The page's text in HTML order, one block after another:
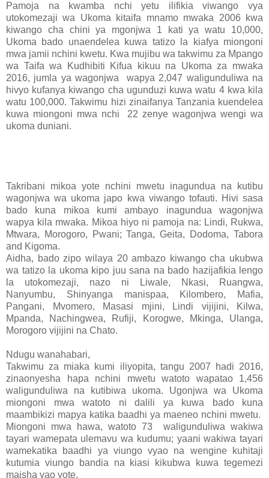
Pamoja na kwamba nchi yetu ilifikia viwango vya
utokomezaji wa Ukoma kitaifa mnamo mwaka 2006 kwa
kiwango cha chini ya mgonjwa 1 kati ya watu 10,000,
Ukoma bado unaendelea kuwa tatizo la kiafya miongoni
mwa jamii nchini kwetu. Kwa mujibu wa takwimu za Mpango
wa Taifa wa Kudhibiti Kifua kikuu na Ukoma za mwaka
2016, jumla ya wagonjwa wapya 2,047 waligunduliwa na
hivyo kufanya kiwango cha ugunduzi kuwa watu 4 kwa kila
watu 100,000. Takwimu hizi zinaifanya Tanzania kuendelea
kuwa miongoni mwa nchi 22 zenye wagonjwa wengi wa
ukoma duniani.
Takribani mikoa yote nchini mwetu inagundua na kutibu
wagonjwa wa ukoma japo kwa viwango tofauti. Hivi sasa
bado kuna mikoa kumi ambayo inagundua wagonjwa
wapya kila mwaka. Mikoa hiyo ni pamoja na: Lindi, Rukwa,
Mtwara, Morogoro, Pwani; Tanga, Geita, Dodoma, Tabora
and Kigoma.
Aidha, bado zipo wilaya 20 ambazo kiwango cha ukubwa
wa tatizo la ukoma kipo juu sana na bado hazijafikia lengo
la utokomezaji, nazo ni Liwale, Nkasi, Ruangwa,
Nanyumbu, Shinyanga manispaa, Kilombero, Mafia,
Pangani, Mvomero, Masasi mjini, Lindi vijijini, Kilwa,
Mpanda, Nachingwea, Rufiji, Korogwe, Mkinga, Ulanga,
Morogoro vijijini na Chato.
Ndugu wanahabari,
Takwimu za miaka kumi iliyopita, tangu 2007 hadi 2016,
zinaonyesha hapa nchini mwetu watoto wapatao 1,456
waligunduliwa na kutibiwa ukoma. Ugonjwa wa Ukoma
miongoni mwa watoto ni dalili ya kuwa bado kuna
maambikizi mapya katika baadhi ya maeneo nchini mwetu.
Miongoni mwa hawa, watoto 73 waligunduliwa wakiwa
tayari wamepata ulemavu wa kudumu; yaani wakiwa tayari
wamekatika baadhi ya viungo vyao na wengine kuhitaji
kutumia viungo bandia na kiasi kikubwa kuwa tegemezi
maisha yao yote.